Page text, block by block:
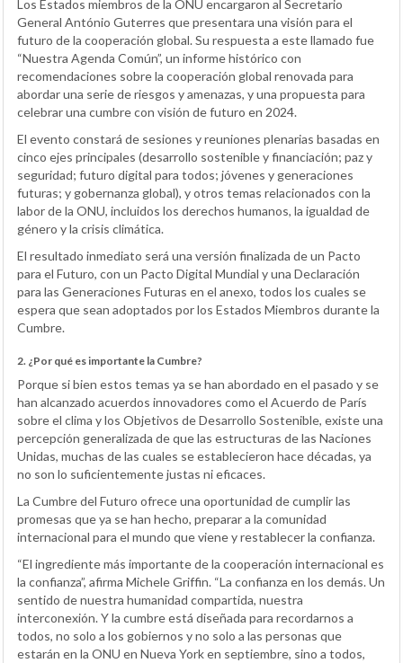
Los Estados miembros de la ONU encargaron al Secretario
General António Guterres que presentara una visión para el
futuro de la cooperación global. Su respuesta a este llamado fue
“Nuestra Agenda Común”, un informe histórico con
recomendaciones sobre la cooperación global renovada para
abordar una serie de riesgos y amenazas, y una propuesta para
celebrar una cumbre con visión de futuro en 2024.
El evento constará de sesiones y reuniones plenarias basadas en
cinco ejes principales (desarrollo sostenible y financiación; paz y
seguridad; futuro digital para todos; jóvenes y generaciones
futuras; y gobernanza global), y otros temas relacionados con la
labor de la ONU, incluidos los derechos humanos, la igualdad de
género y la crisis climática.
El resultado inmediato será una versión finalizada de un Pacto
para el Futuro, con un Pacto Digital Mundial y una Declaración
para las Generaciones Futuras en el anexo, todos los cuales se
espera que sean adoptados por los Estados Miembros durante la
Cumbre.
2. ¿Por qué es importante la Cumbre?
Porque si bien estos temas ya se han abordado en el pasado y se
han alcanzado acuerdos innovadores como el Acuerdo de París
sobre el clima y los Objetivos de Desarrollo Sostenible, existe una
percepción generalizada de que las estructuras de las Naciones
Unidas, muchas de las cuales se establecieron hace décadas, ya
no son lo suficientemente justas ni eficaces.
La Cumbre del Futuro ofrece una oportunidad de cumplir las
promesas que ya se han hecho, preparar a la comunidad
internacional para el mundo que viene y restablecer la confianza.
“El ingrediente más importante de la cooperación internacional es
la confianza”, afirma Michele Griffin. “La confianza en los demás. Un
sentido de nuestra humanidad compartida, nuestra
interconexión. Y la cumbre está diseñada para recordarnos a
todos, no solo a los gobiernos y no solo a las personas que
estarán en la ONU en Nueva York en septiembre, sino a todos,